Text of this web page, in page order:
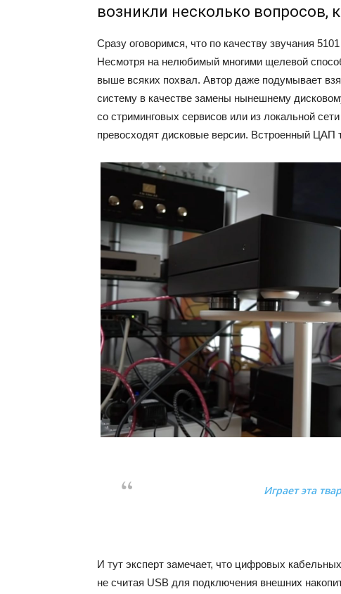
возникли несколько
Сразу оговоримся, что по качеству звучания
Несмотря на нелюбимый многими щелевой
выше всяких похвал. Автор даже подумывает
систему в качестве замены нынешнему
со стриминговых сервисов или из локальной
превосходят дисковые версии. Встроенный ЦАП
Играет эта
И тут эксперт замечает, что цифровых
не считая USB для подключения внешних